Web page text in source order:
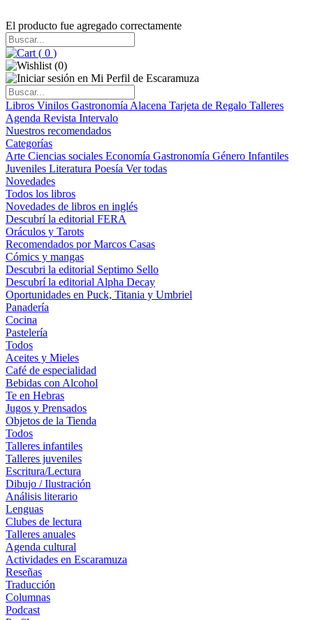
El producto fue agregado correctamente
( 0 )
(0)
Libros Vinilos Gastronomía Alacena Tarjeta de Regalo Talleres
Agenda Revista Intervalo
Nuestros recomendados
Categorías
Arte Ciencias sociales Economía Gastronomía Género Infantiles
Juveniles Literatura Poesía Ver todas
Novedades
Todos los libros
Novedades de libros en inglés
Descubrí la editorial FERA
Oráculos y Tarots
Recomendados por Marcos Casas
Cómics y mangas
Descubri la editorial Septimo Sello
Descubrí la editorial Alpha Decay
Oportunidades en Puck, Titania y Umbriel
Panadería
Cocina
Pastelería
Todos
Aceites y Mieles
Café de especialidad
Bebidas con Alcohol
Te en Hebras
Jugos y Prensados
Objetos de la Tienda
Todos
Talleres infantiles
Talleres juveniles
Escritura/Lectura
Dibujo / Ilustración
Análisis literario
Lenguas
Clubes de lectura
Talleres anuales
Agenda cultural
Actividades en Escaramuza
Reseñas
Traducción
Columnas
Podcast